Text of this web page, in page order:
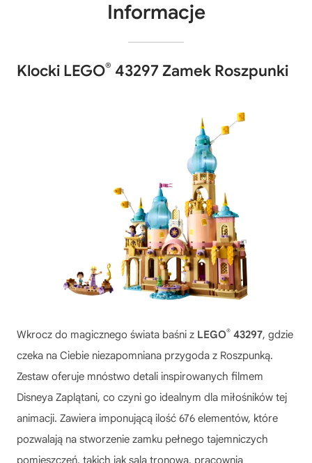
Informacje
Klocki LEGO® 43297 Zamek Roszpunki
Wkrocz do magicznego świata baśni z LEGO® 43297, gdzie
czeka na Ciebie niezapomniana przygoda z Roszpunką.
Zestaw oferuje mnóstwo detali inspirowanych filmem
Disneya Zaplątani, co czyni go idealnym dla miłośników tej
animacji. Zawiera imponującą ilość 676 elementów, które
pozwalają na stworzenie zamku pełnego tajemniczych
pomieszczeń, takich jak sala tronowa, pracownia